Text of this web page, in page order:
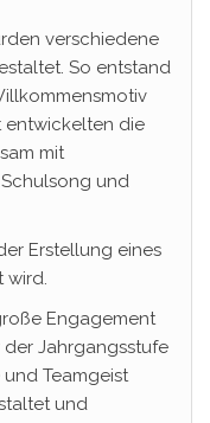
verschiedene
So entstand
entwickelten die
mit
und
Erstellung eines
wird.
Engagement
Jahrgangsstufe
und Teamgeist
und